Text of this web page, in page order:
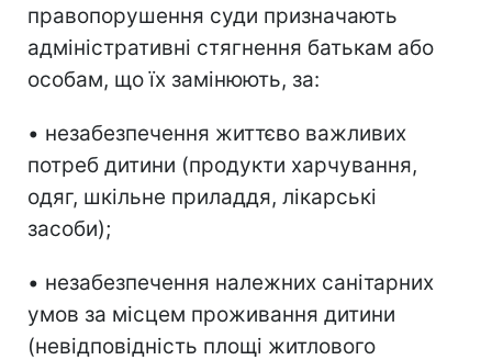
правопорушення суди призначають
адміністративні стягнення батькам або
особам, що їх замінюють, за:
• незабезпечення життєво важливих
потреб дитини (продукти харчування,
одяг, шкільне приладдя, лікарські
засоби);
• незабезпечення належних санітарних
умов за місцем проживання дитини
(невідповідність площі житлового